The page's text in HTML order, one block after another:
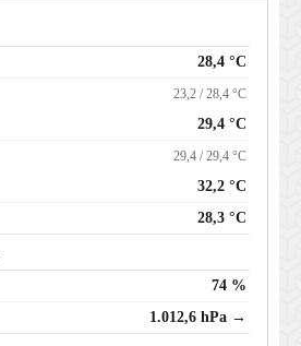
28,4 °C
23,2 / 28,4 °C
29,4 °C
29,4 / 29,4 °C
32,2 °C
28,3 °C
74 %
1.012,6 hPa →